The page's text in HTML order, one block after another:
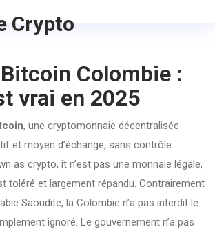
Crypto
Colombie :
vrai en 2025
, une cryptomonnaie décentralisée
et moyen d’échange, sans contrôle
as crypto, it n’est pas une monnaie légale,
toléré et largement répandu. Contrairement
Saoudite, la Colombie n’a pas interdit le
ignoré. Le gouvernement n’a pas